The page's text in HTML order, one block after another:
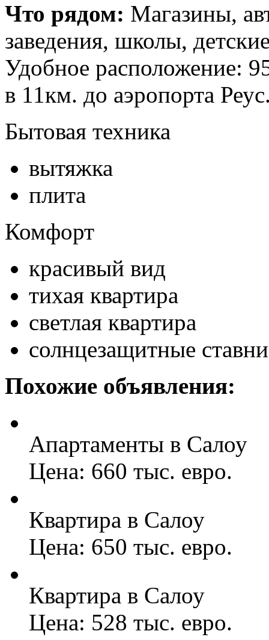
Что рядом: Магазины,
заведения, школы,
Удобное расположение:
в 11км. до аэропорта
Бытовая техника
вытяжка
плита
Комфорт
красивый вид
тихая квартира
светлая квартира
солнцезащитные ставни
Похожие объявления:
Апартаменты в Салоу
Цена: 660 тыс. евро.
Квартира в Салоу
Цена: 650 тыс. евро.
Квартира в Салоу
Цена: 528 тыс. евро.